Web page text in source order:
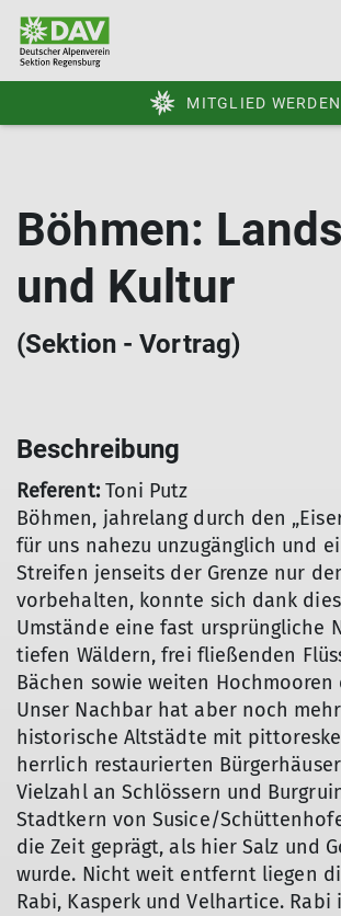
MITGLIED WERDEN
Böhmen:
und Kultur
(Sektion - Vortrag)
Beschreibung
Referent: Toni Putz
Böhmen, jahrelang durch den
für uns nahezu unzugänglich und
Streifen jenseits der Grenze nur
vorbehalten, konnte sich dank
Umstände eine fast ursprüngliche
tiefen Wäldern, frei fließenden
Bächen sowie weiten
Unser Nachbar hat aber noch
historische Altstädte mit
herrlich restaurierten
Vielzahl an Schlössern und
Stadtkern von Susice/
die Zeit geprägt, als hier Salz und
wurde. Nicht weit entfernt liegen
Rabi, Kasperk und Velhartice. Rabi